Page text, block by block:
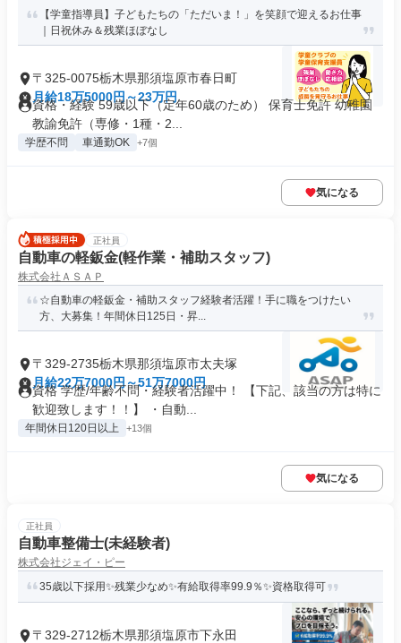
【学童指導員】子どもたちの「ただいま！」を笑顔で迎えるお仕事
｜日祝休み＆残業ほぼなし
〒325-0075栃木県那須塩原市春日町
月給18万5000円～23万円
資格・経験 59歳以下（定年60歳のため） 保育士免許 幼稚園
教諭免許（専修・1種・2...
学歴不問 車通勤OK +7個
気になる
正社員
自動車の軽鈑金(軽作業・補助スタッフ)
株式会社ＡＳＡＰ
☆自動車の軽鈑金・補助スタッフ経験者活躍！手に職をつけたい
方、大募集！年間休日125日・昇...
〒329-2735栃木県那須塩原市太夫塚
月給22万7000円～51万7000円
資格 学歴/年齢不問・経験者活躍中！ 【下記、該当の方は特に
歓迎致します！！】 ・自動...
年間休日120日以上 +13個
気になる
正社員
自動車整備士(未経験者)
株式会社ジェイ・ピー
35歳以下採用✨残業少なめ✨有給取得率99.9％✨資格取得可
〒329-2712栃木県那須塩原市下永田